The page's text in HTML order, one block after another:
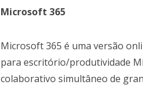
Microsoft 365
Microsoft 365 é uma versão
para escritório/produtividade
colaborativo simultâneo de